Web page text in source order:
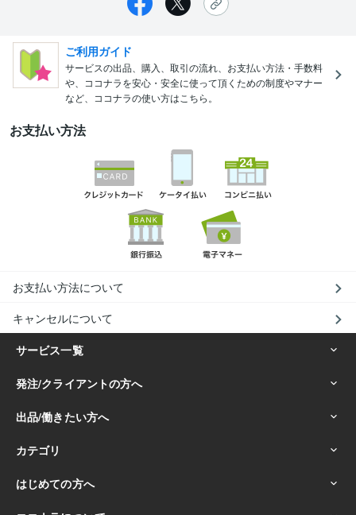
ご利用ガイド
サービスの出品、購入、取引の流れ、お支払い方法・手数料
や、ココナラを安心・安全に使って頂くための制度やマナー
など、ココナラの使い方はこちら。
お支払い方法
お支払い方法について
キャンセルについて